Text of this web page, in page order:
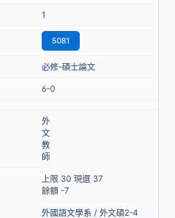
1
5081
必修-碩士論文
6-0
外
文
教
師
上限 30 現選 37
餘額 -7
外國語文學系 / 外文碩2-4